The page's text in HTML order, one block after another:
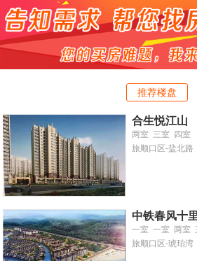
推荐楼盘
合生悦江山
两室 三室
四室
旅顺口区-盐北路
中铁春风十
一室一室两室
旅顺口区-琥珀湾